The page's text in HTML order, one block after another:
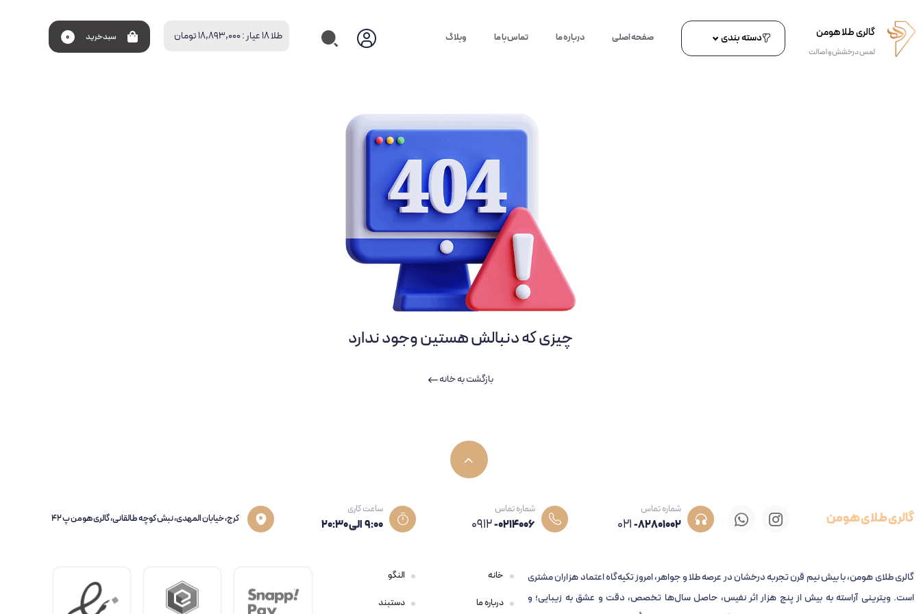
گالری طلا هومن
لمس درخشش و اصالت
دسته بندی صفحه اصلی درباره ما تماس با ما وبلاگ طلا 18 عیار : 18,893,000 تومان سبد‌خرید 0
چیزی که دنبالش هستین وجود ندارد
بازگشت به خانه
گالری طلای هومن شماره تماس
021-82801002
شماره تماس
0912-0214006
ساعت کاری
۹:۰۰ الی 20:30 کرج، خیابان المهدی، نبش کوچه طالقانی، گالری هومن پ 42
گالری طلای هومن، با بیش نیم قرن تجربه‌ درخشان در عرصه طلا و جواهر، امروز تکیه‌گاه اعتماد هزاران مشتری
است. ویترینی آراسته به بیش از پنج هزار اثر نفیس، حاصل سال‌ها تخصص، دقت و عشق به زیبایی؛ و
خانه
درباره ما
النگو
دستبند